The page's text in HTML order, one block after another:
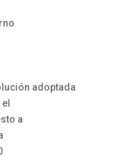
adoptada
a